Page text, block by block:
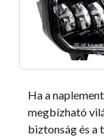
Ha a
megbízható
biztonság és a